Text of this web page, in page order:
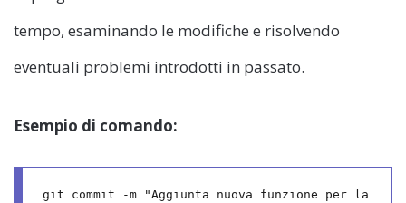
tempo, esaminando le modifiche e risolvendo
eventuali problemi introdotti in passato.
Esempio di comando:
git commit -m "Aggiunta nuova funzione per la